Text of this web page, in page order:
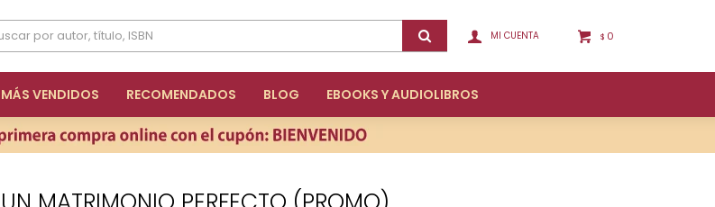
MÁS VENDIDOS RECOMENDADOS BLOG EBOOKS Y AUDIOLIBROS
$ 0